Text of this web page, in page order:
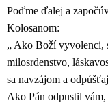
Poďme ďalej a
Kolosanom:
„ Ako Boží vyvolenci,
milosrdenstvo,
sa navzájom a
Ako Pán odpustil